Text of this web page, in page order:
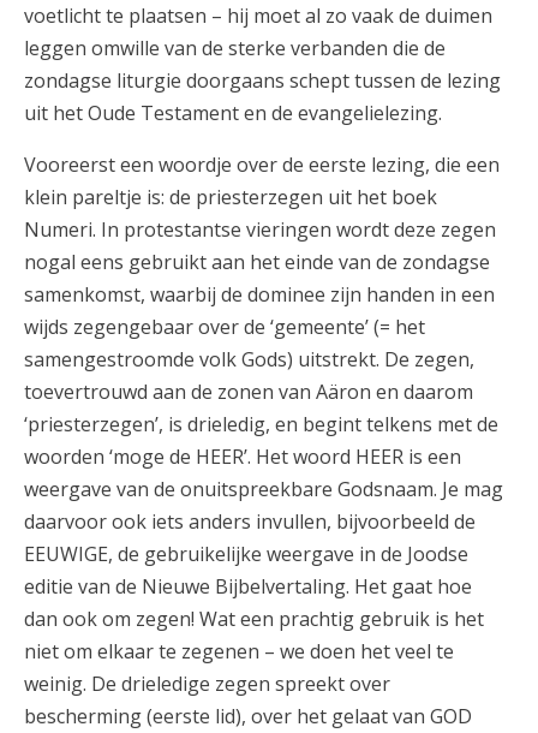
voetlicht te plaatsen – hij moet al zo vaak de duimen
leggen omwille van de sterke verbanden die de
zondagse liturgie doorgaans schept tussen de lezing
uit het Oude Testament en de evangelielezing.
Vooreerst een woordje over de eerste lezing, die een
klein pareltje is: de priesterzegen uit het boek
Numeri. In protestantse vieringen wordt deze zegen
nogal eens gebruikt aan het einde van de zondagse
samenkomst, waarbij de dominee zijn handen in een
wijds zegengebaar over de ‘gemeente’ (= het
samengestroomde volk Gods) uitstrekt. De zegen,
toevertrouwd aan de zonen van Aäron en daarom
‘priesterzegen’, is drieledig, en begint telkens met de
woorden ‘moge de HEER’. Het woord HEER is een
weergave van de onuitspreekbare Godsnaam. Je mag
daarvoor ook iets anders invullen, bijvoorbeeld de
EEUWIGE, de gebruikelijke weergave in de Joodse
editie van de Nieuwe Bijbelvertaling. Het gaat hoe
dan ook om zegen! Wat een prachtig gebruik is het
niet om elkaar te zegenen – we doen het veel te
weinig. De drieledige zegen spreekt over
bescherming (eerste lid), over het gelaat van GOD